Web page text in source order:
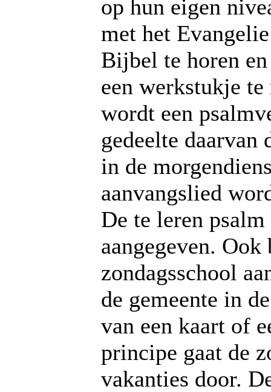
op hun eigen
met het
Bijbel te horen en
een werkstukje te
wordt een
gedeelte daarvan
in de
aanvangslied
De te leren
aangegeven. Ook
zondagsschool
de gemeente in
van een kaart of
principe gaat de
vakanties door.